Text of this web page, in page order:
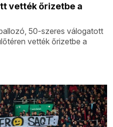
vették őrizetbe a
50-szeres válogatott
vették őrizetbe a